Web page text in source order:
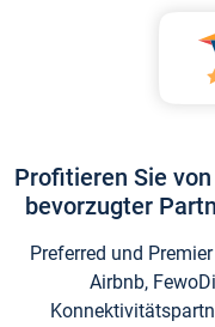
Profitieren Sie
bevorzugter
Preferred und
Airbnb,